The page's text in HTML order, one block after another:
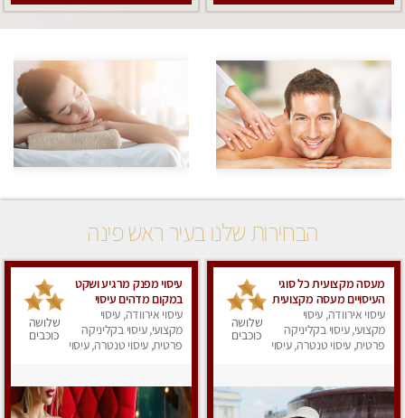
הבחירות שלנו בעיר ראש פינה
מעסה מקצועית כל סוגי
העיסויים מעסה מקצועית
ואיכותית פרטי!!!
עיסוי אירוודה, עיסוי
מקצועי, עיסוי בקליניקה
פרטית, עיסוי טנטרה, עיסוי
שלושה
כוכבים
עיסוי מפנק מרגיע ושקט
במקום מדהים עיסוי
מושקע מאוד לכל שרירי
הגוף...מומלץ!! פרטי !!+
לזוגות
עיסוי אירוודה, עיסוי
מקצועי, עיסוי בקליניקה
פרטית, עיסוי טנטרה, עיסוי
שלושה
כוכבים